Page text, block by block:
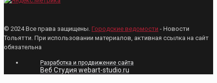
© 2024 Все права защищены. Городские ведомости - Новости
Тольятти. При использовании материалов, активная ссылка на сайт
обязательна
Разработка и продвижение сайта
Веб Студия webart-studio.ru